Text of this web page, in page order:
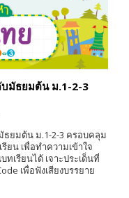
บมัธยมต้น ม.1-2-3
ยมต้น ม.1-2-3 ครอบคลุม
ยน เพื่อทำความเข้าใจ
เรียนได้ เจาะประเด็นที่
เพื่อฟังเสียงบรรยาย